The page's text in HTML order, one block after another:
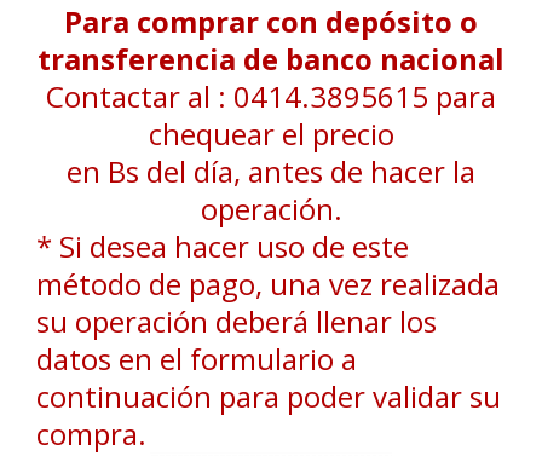
Para comprar con depósito o
transferencia de banco nacional
Contactar al : 0414.3895615 para
chequear el precio
en Bs del día, antes de hacer la
operación.
* Si desea hacer uso de este
método de pago, una vez realizada
su operación deberá llenar los
datos en el formulario a
continuación para poder validar su
compra.